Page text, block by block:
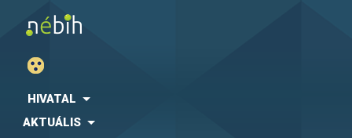
HIVATAL
AKTUÁLIS